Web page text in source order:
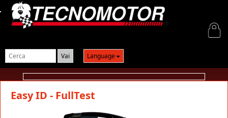
Language
Login
Easy ID - FullTest